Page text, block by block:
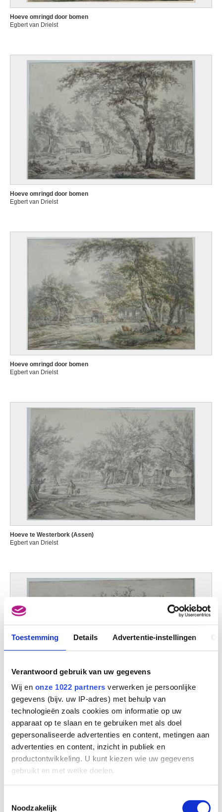
Toestemming Details Advertentie-instellingen
Verantwoord gebruik van uw gegevens
Wij en onze 1022 partners verwerken je persoonlijke
gegevens (bijv. uw IP-adres) met behulp van
technologieën zoals cookies om informatie op uw
apparaat op te slaan en te gebruiken met als doel
gepersonaliseerde advertenties en content, metingen aan
advertenties en content, inzicht in publiek en
productontwikkeling. U kunt kiezen wie uw gegevens
gebruikt en met welke doelen.
Informatie verzamelen over uw geografische
Noodzakelijk
Hoeve omringd door bomen
Egbert van Drielst
Hoeve omringd door bomen
Egbert van Drielst
Hoeve omringd door bomen
Egbert van Drielst
Hoeve te Westerbork (Assen)
Egbert van Drielst
Hoeve te Witten ? (Assen)